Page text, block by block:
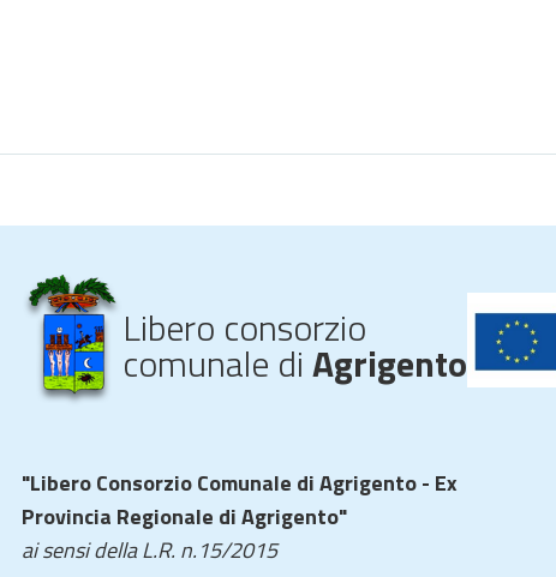
Libero consorzio
comunale diAgrigento
"Libero Consorzio Comunale di Agrigento - Ex
Provincia Regionale di Agrigento"
ai sensi della L.R. n.15/2015